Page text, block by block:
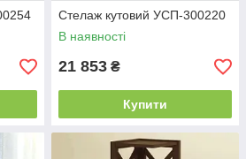
Стелаж кутовий УСП-300220
В наявності
21 853 ₴
Купити